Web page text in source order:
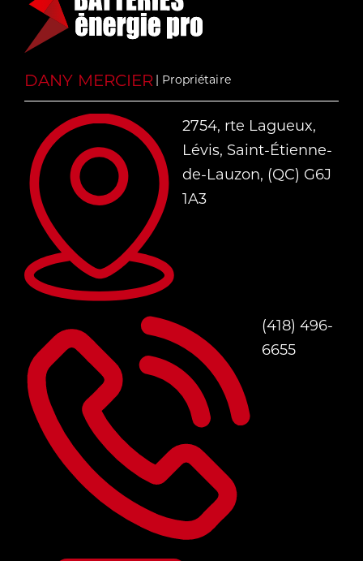
DANY MERCIER | Propriétaire
2754, rte Lagueux,
Lévis, Saint-Étienne-
de-Lauzon, (QC) G6J
1A3
(418) 496-
6655